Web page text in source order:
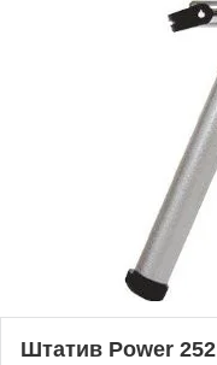
Штатив Power 252